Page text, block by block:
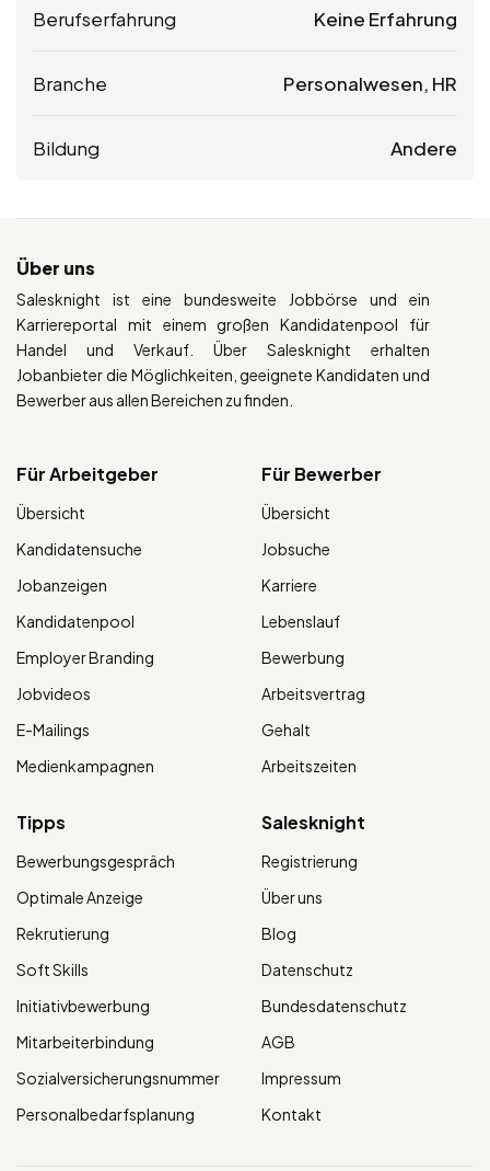
Berufserfahrung Keine Erfahrung
Branche Personalwesen, HR
Bildung Andere
Über uns
Salesknight ist eine bundesweite Jobbörse und ein
Karriereportal mit einem großen Kandidatenpool für
Handel und Verkauf. Über Salesknight erhalten
Jobanbieter die Möglichkeiten, geeignete Kandidaten und
Bewerber aus allen Bereichen zu finden.
Für Arbeitgeber
Übersicht
Kandidatensuche
Jobanzeigen
Kandidatenpool
Employer Branding
Jobvideos
E-Mailings
Medienkampagnen
Für Bewerber
Übersicht
Jobsuche
Karriere
Lebenslauf
Bewerbung
Arbeitsvertrag
Gehalt
Arbeitszeiten
Tipps
Bewerbungsgespräch
Optimale Anzeige
Rekrutierung
Soft Skills
Initiativbewerbung
Mitarbeiterbindung
Sozialversicherungsnummer
Personalbedarfsplanung
Salesknight
Registrierung
Über uns
Blog
Datenschutz
Bundesdatenschutz
AGB
Impressum
Kontakt